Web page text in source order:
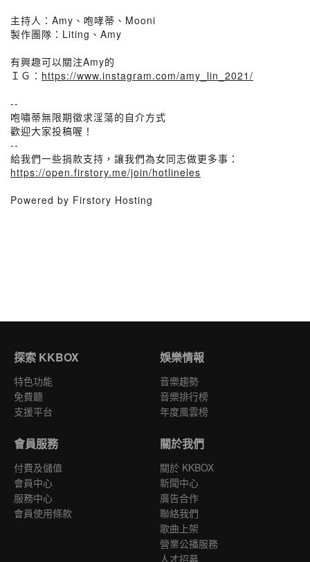
主持人：Amy、咆哮蒂、Mooni
製作團隊：Liting、Amy
有興趣可以關注Amy的
ＩＧ： https://www.instagram.com/amy_lin_2021/
--
咆嘯蒂無限期徵求淫蕩的自介方式
歡迎大家投稿喔！
--
給我們一些捐款支持，讓我們為女同志做更多事：
https://open.firstory.me/join/hotlineles
Powered by Firstory Hosting
探索 KKBOX
特色功能
免費聽
支援平台
娛樂情報
音樂趨勢
音樂排行榜
年度風雲榜
會員服務
付費及儲值
會員中心
服務中心
會員使用條款
關於我們
關於 KKBOX
新聞中心
廣告合作
聯絡我們
歌曲上架
營業公播服務
人才招募